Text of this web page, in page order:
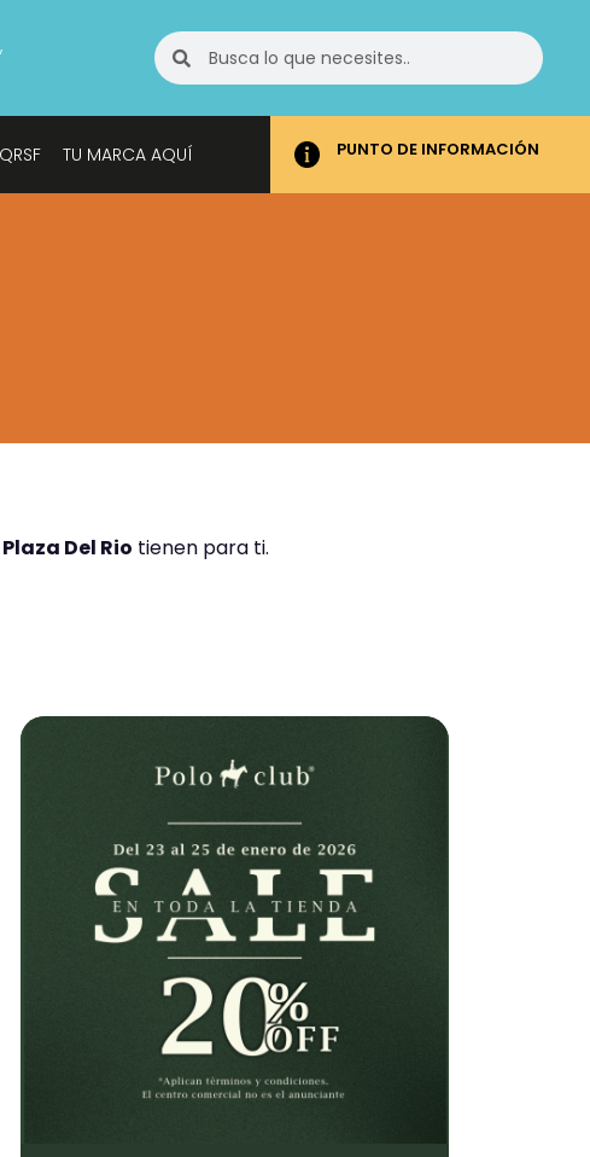
TU MARCA AQUÍ PUNTO DE INFORMACIÓN
Del Rio tienen para ti.